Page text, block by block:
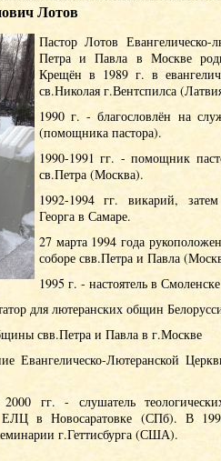
Лотов
Пастор Лотов
Петра и Павла в Москве
Крещён в 1989 г. в
св.Николая г.Вентспилса
1990 г. - благословлён на
(помощника пастора).
1990-1991 гг. - помощник
св.Петра (Москва).
1992-1994 гг. викарий,
Георга в Самаре.
27 марта 1994 года
соборе свв.Петра и Павла
1995 г. - настоятель в Смоленске
для лютеранских общин
свв.Петра и Павла в г.Москве
Евангелическо-Лютеранской
гг. - слушатель
ЕЛЦ в Новосаратовке (СПб). В
г.Геттисбурга (США).